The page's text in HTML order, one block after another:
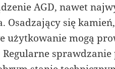
AGD, nawet
Osadzający się
użytkowanie mogą
Regularne